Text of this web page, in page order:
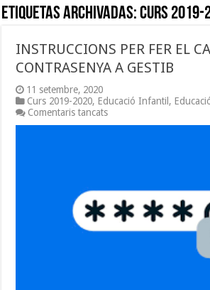
Etiquetas Archivadas:Curs 2019-
INSTRUCCIONS PER FER EL
CONTRASENYA A GESTIB
11 setembre, 2020
Curs 2019-2020, Educació Infantil ,
Comentaris tancatsa
INSTRUCCIONS
CONTRASENYA
GESTIB